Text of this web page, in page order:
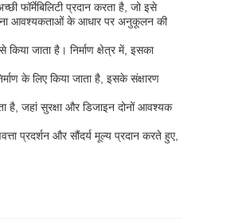
फॉर्मेबिलिटी प्रदान करता है, जो इसे
आवश्यकताओं के आधार पर अनुकूलन की
जाता है। निर्माण क्षेत्र में, इसका
के लिए किया जाता है, इसके संक्षारण
है, जहां सुरक्षा और डिजाइन दोनों आवश्यक
प्रदर्शन और सौंदर्य मूल्य प्रदान करते हुए,